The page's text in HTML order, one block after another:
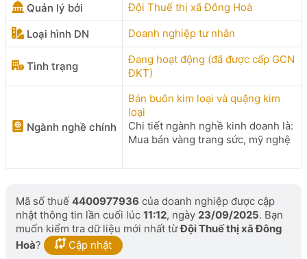
Quản lý bởi Đội Thuế thị xã Đông Hoà
Loại hình DN Doanh nghiệp tư nhân
Tình trạng
Đang hoạt động (đã được cấp GCN
ĐKT)
Ngành nghề chính
Bán buôn kim loại và quặng kim
loại
Chi tiết ngành nghề kinh doanh là:
Mua bán vàng trang sức, mỹ nghệ
Mã số thuế 4400977936 của doanh nghiệp được cập
nhật thông tin lần cuối lúc 11:12, ngày 23/09/2025. Bạn
muốn kiểm tra dữ liệu mới nhất từĐội Thuế thị xã Đông
Hoà? Cập nhật